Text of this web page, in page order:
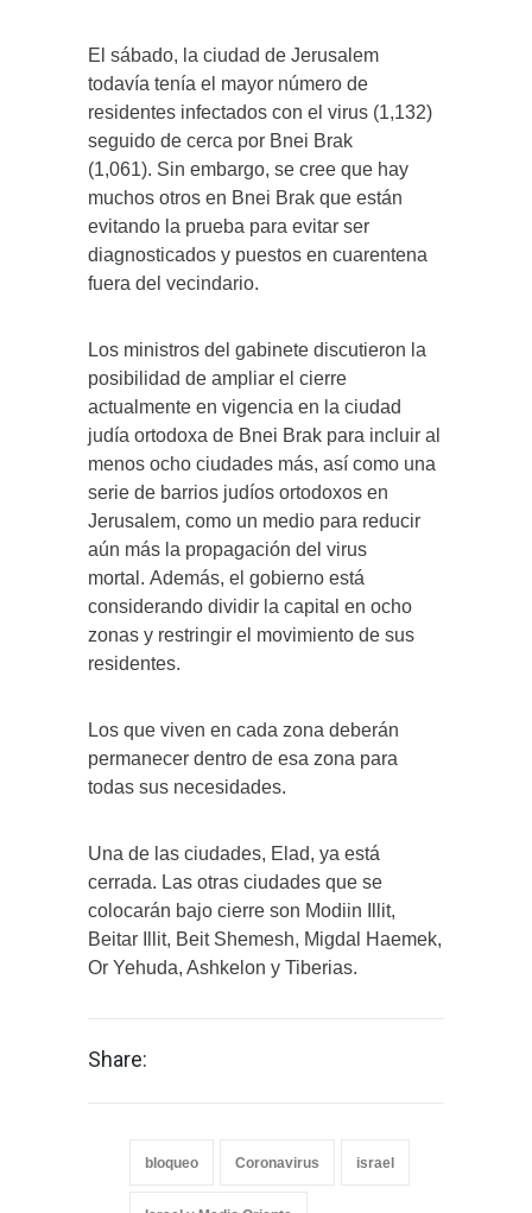
El sábado, la ciudad de Jerusalem
todavía tenía el mayor número de
residentes infectados con el virus (1,132)
seguido de cerca por Bnei Brak
(1,061). Sin embargo, se cree que hay
muchos otros en Bnei Brak que están
evitando la prueba para evitar ser
diagnosticados y puestos en cuarentena
fuera del vecindario.
Los ministros del gabinete discutieron la
posibilidad de ampliar el cierre
actualmente en vigencia en la ciudad
judía ortodoxa de Bnei Brak para incluir al
menos ocho ciudades más, así como una
serie de barrios judíos ortodoxos en
Jerusalem, como un medio para reducir
aún más la propagación del virus
mortal. Además, el gobierno está
considerando dividir la capital en ocho
zonas y restringir el movimiento de sus
residentes.
Los que viven en cada zona deberán
permanecer dentro de esa zona para
todas sus necesidades.
Una de las ciudades, Elad, ya está
cerrada. Las otras ciudades que se
colocarán bajo cierre son Modiin Illit,
Beitar Illit, Beit Shemesh, Migdal Haemek,
Or Yehuda, Ashkelon y Tiberias.
Share:
bloqueo Coronavirus israel